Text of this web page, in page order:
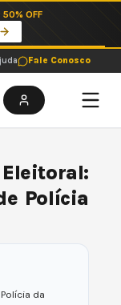
pix em parcela única
Fale Conosco
Polícia
da